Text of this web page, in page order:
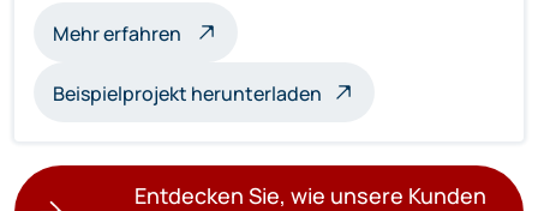
Mehr erfahren über die Multi-Roboter-Inspektion
Beispielprojekt herunterladen
Entdecken Sie, wie unsere Kunden